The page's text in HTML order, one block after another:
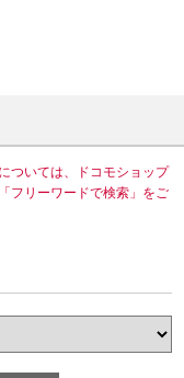
ついては、ドコモショップ
フリーワードで検索」をご